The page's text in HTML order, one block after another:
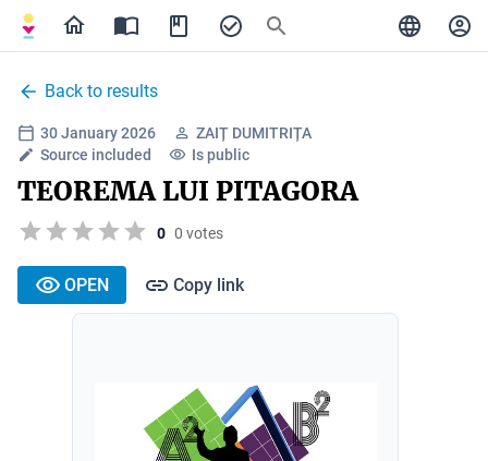
Back to results
30 January 2026
ZAIȚ DUMITRIȚA
Source included
Is public
TEOREMA LUI PITAGORA
0 0 votes
OPEN Copy link